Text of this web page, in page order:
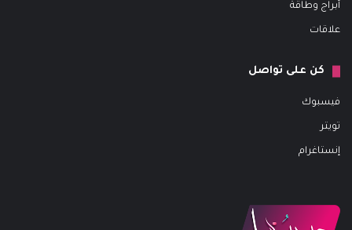
أبراج وطاقة
علاقات
كن على تواصل
فيسبوك
تويتر
إنستاغرام